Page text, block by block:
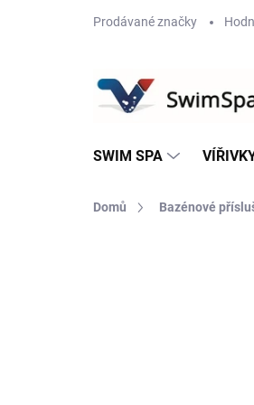
Prodávané značky
SWIM SPA
Domů Bazénové